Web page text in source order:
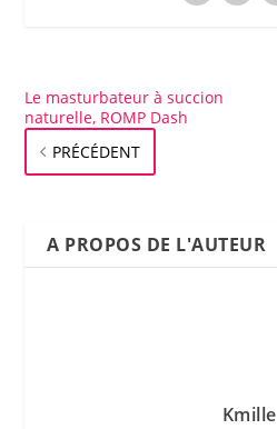
Le masturbateur à succion
naturelle, ROMP Dash
PRÉCÉDENT
A PROPOS DE L'AUTEUR
Kmille